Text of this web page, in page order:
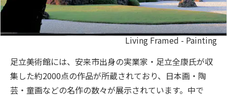
Living Framed - Painting
足立美術館には、安来市出身の実業家・足立全康氏が収
集した約2000点の作品が所蔵されており、日本画・陶
芸・童画などの名作の数々が展示されています。中で